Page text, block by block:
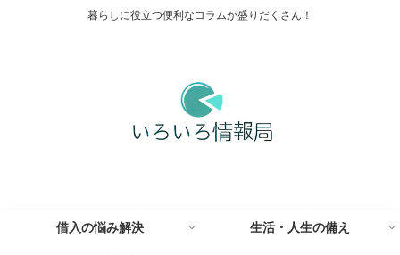
暮らしに役立つ便利なコラムが盛りだくさん！
借入の悩み解決 生活・人生の備え